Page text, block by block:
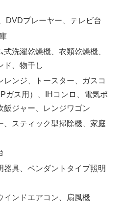
DVDプレーヤー、テレビ台
洗濯乾燥機、衣類乾燥機、
ド、物干し
レンジ、トースター、ガスコ
ガス用）、IHコンロ、電気ポ
飯ジャー、レンジワゴン
、スティック型掃除機、家庭
器具、ペンダントタイプ照明
インドエアコン、扇風機